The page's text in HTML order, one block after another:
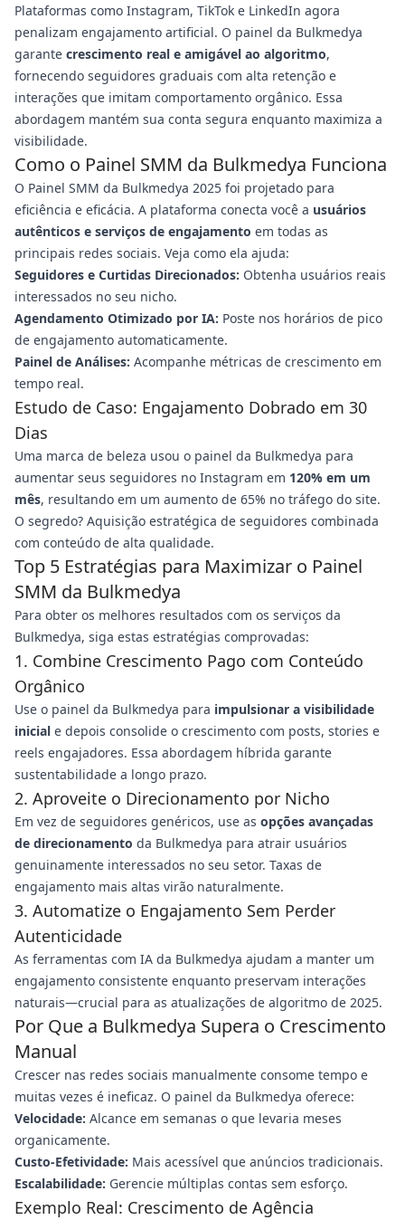
Plataformas como Instagram, TikTok e LinkedIn agora
penalizam engajamento artificial. O painel da Bulkmedya
garante crescimento real e amigável ao algoritmo,
fornecendo seguidores graduais com alta retenção e
interações que imitam comportamento orgânico. Essa
abordagem mantém sua conta segura enquanto maximiza a
visibilidade.
Como o Painel SMM da Bulkmedya Funciona
O Painel SMM da Bulkmedya 2025 foi projetado para
eficiência e eficácia. A plataforma conecta você a usuários
autênticos e serviços de engajamento em todas as
principais redes sociais. Veja como ela ajuda:
Seguidores e Curtidas Direcionados: Obtenha usuários reais
interessados no seu nicho.
Agendamento Otimizado por IA: Poste nos horários de pico
de engajamento automaticamente.
Painel de Análises: Acompanhe métricas de crescimento em
tempo real.
Estudo de Caso: Engajamento Dobrado em 30
Dias
Uma marca de beleza usou o painel da Bulkmedya para
aumentar seus seguidores no Instagram em 120% em um
mês, resultando em um aumento de 65% no tráfego do site.
O segredo? Aquisição estratégica de seguidores combinada
com conteúdo de alta qualidade.
Top 5 Estratégias para Maximizar o Painel
SMM da Bulkmedya
Para obter os melhores resultados com os serviços da
Bulkmedya, siga estas estratégias comprovadas:
1. Combine Crescimento Pago com Conteúdo
Orgânico
Use o painel da Bulkmedya para impulsionar a visibilidade
inicial e depois consolide o crescimento com posts, stories e
reels engajadores. Essa abordagem híbrida garante
sustentabilidade a longo prazo.
2. Aproveite o Direcionamento por Nicho
Em vez de seguidores genéricos, use as opções avançadas
de direcionamento da Bulkmedya para atrair usuários
genuinamente interessados no seu setor. Taxas de
engajamento mais altas virão naturalmente.
3. Automatize o Engajamento Sem Perder
Autenticidade
As ferramentas com IA da Bulkmedya ajudam a manter um
engajamento consistente enquanto preservam interações
naturais—crucial para as atualizações de algoritmo de 2025.
Por Que a Bulkmedya Supera o Crescimento
Manual
Crescer nas redes sociais manualmente consome tempo e
muitas vezes é ineficaz. O painel da Bulkmedya oferece:
Velocidade: Alcance em semanas o que levaria meses
organicamente.
Custo-Efetividade: Mais acessível que anúncios tradicionais.
Escalabilidade: Gerencie múltiplas contas sem esforço.
Exemplo Real: Crescimento de Agência